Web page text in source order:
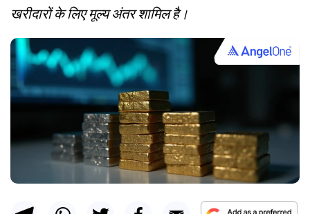
खरीदारों के लिए मूल्य अंतर शामिल है।